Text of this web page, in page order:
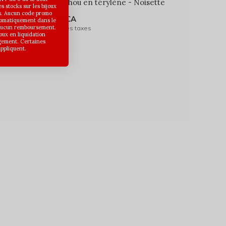
Chouchou en térylène - Noisette
6,00$CA
Avant les taxes
stocks sur les bijoux
Aucun code promo
dans le
remboursement.
en liquidation
Certaines